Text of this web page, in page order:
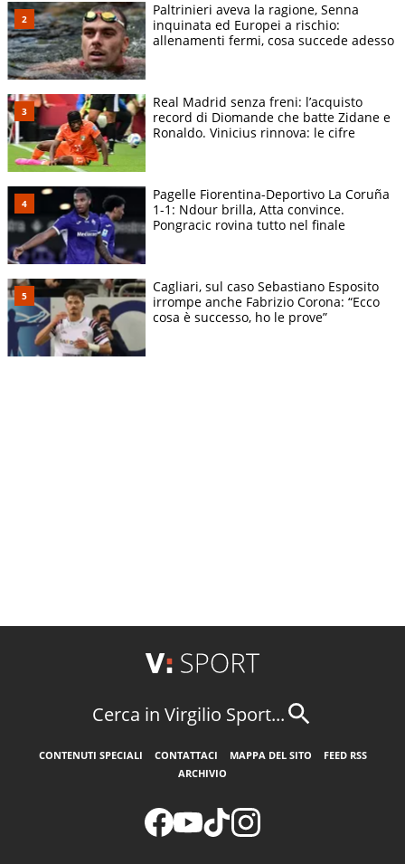
Paltrinieri aveva la ragione, Senna
inquinata ed Europei a rischio:
allenamenti fermi, cosa succede adesso
Real Madrid senza freni: l’acquisto
record di Diomande che batte Zidane e
Ronaldo. Vinicius rinnova: le cifre
Pagelle Fiorentina-Deportivo La Coruña
1-1: Ndour brilla, Atta convince.
Pongracic rovina tutto nel finale
Cagliari, sul caso Sebastiano Esposito
irrompe anche Fabrizio Corona: “Ecco
cosa è successo, ho le prove”
Cerca in Virgilio Sport...
CONTENUTI SPECIALI CONTATTACI MAPPA DEL SITO
FEED RSS
ARCHIVIO